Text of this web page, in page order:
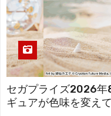
セガプライズ2026年
ギュアが色味を変え